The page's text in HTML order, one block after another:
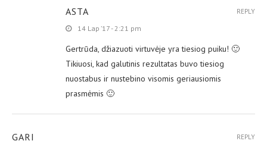
ASTA
14 Lap ’17 - 2:21 pm
Gertrūda, džiazuoti virtuvėje yra tiesiog puiku! 🙂
Tikiuosi, kad galutinis rezultatas buvo tiesiog
nuostabus ir nustebino visomis geriausiomis
prasmėmis 🙂
REPLY
GARI REPLY